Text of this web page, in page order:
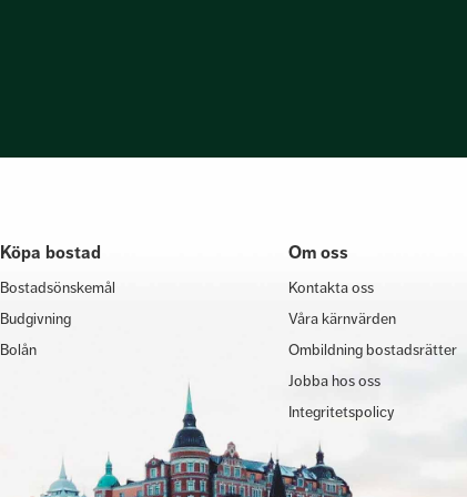
Köpa bostad
Bostadsönskemål
Budgivning
Bolån
Om oss
Kontakta oss
Våra kärnvärden
Ombildning bostadsrätter
Jobba hos oss
Integritetspolicy